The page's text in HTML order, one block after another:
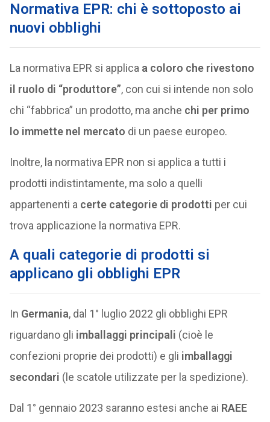
Normativa EPR: chi è sottoposto ai
nuovi obblighi
La normativa EPR si applica a coloro che rivestono
il ruolo di “produttore”, con cui si intende non solo
chi “fabbrica” un prodotto, ma anche chi per primo
lo immette nel mercato di un paese europeo.
Inoltre, la normativa EPR non si applica a tutti i
prodotti indistintamente, ma solo a quelli
appartenenti a certe categorie di prodotti per cui
trova applicazione la normativa EPR.
A quali categorie di prodotti si
applicano gli obblighi EPR
In Germania, dal 1° luglio 2022 gli obblighi EPR
riguardano gli imballaggi principali (cioè le
confezioni proprie dei prodotti) e gli imballaggi
secondari (le scatole utilizzate per la spedizione).
Dal 1° gennaio 2023 saranno estesi anche ai RAEE